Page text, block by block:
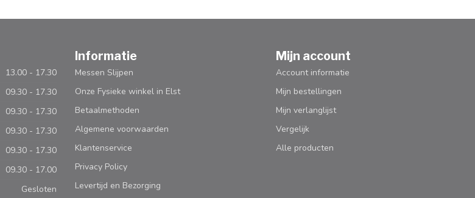
13.00 - 17.30
09.30 - 17.30
09.30 - 17.30
09.30 - 17.30
09.30 - 17.30
09.30 - 17.00
Gesloten
Informatie
Messen Slijpen
Onze Fysieke winkel in Elst
Betaalmethoden
Algemene voorwaarden
Klantenservice
Privacy Policy
Levertijd en Bezorging
Mijn account
Account informatie
Mijn bestellingen
Mijn verlanglijst
Vergelijk
Alle producten